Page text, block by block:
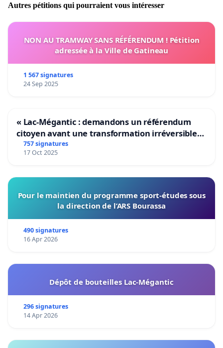
Autres pétitions qui pourraient vous intéresser
NON AU TRAMWAY SANS RÉFÉRENDUM ! Pétition
adressée à la Ville de Gatineau
1 567 signatures
24 Sep 2025
« Lac-Mégantic : demandons un référendum
citoyen avant une transformation irréversible
de notre territoire »
757 signatures
17 Oct 2025
Pour le maintien du programme sport-études sous
la direction de l’ARS Bourassa
490 signatures
16 Apr 2026
Dépôt de bouteilles Lac-Mégantic
296 signatures
14 Apr 2026